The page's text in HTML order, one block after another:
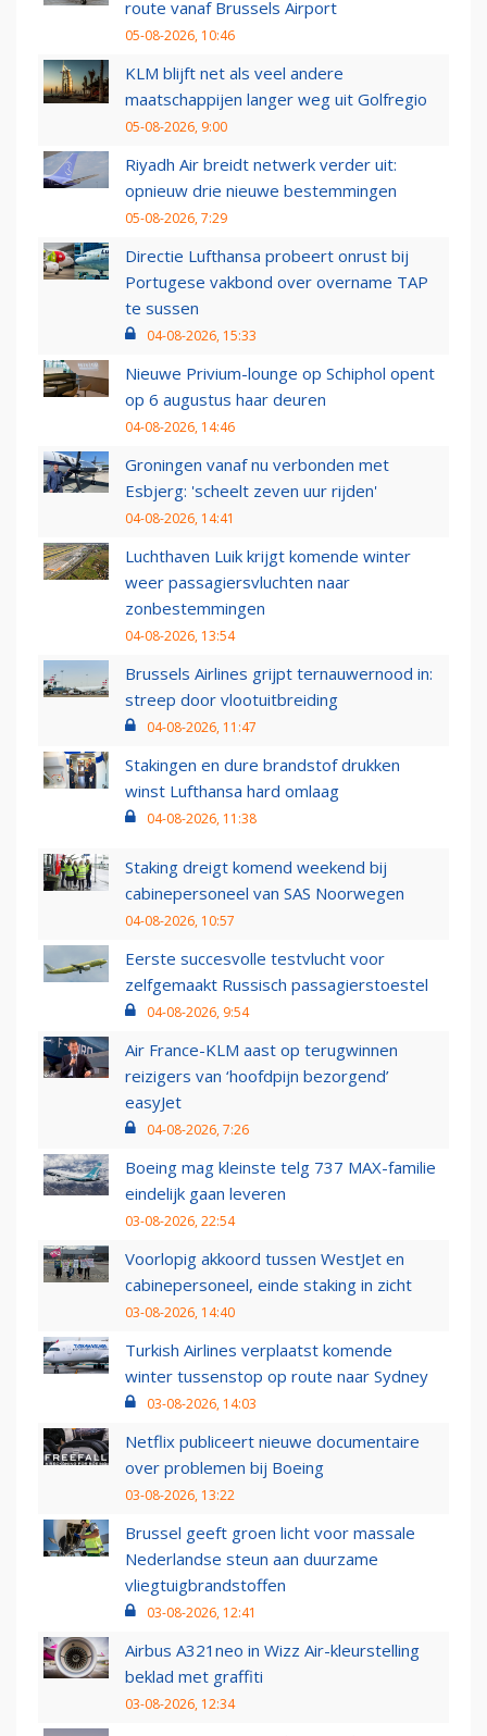
route vanaf Brussels Airport
05-08-2026, 10:46
KLM blijft net als veel andere
maatschappijen langer weg uit Golfregio
05-08-2026, 9:00
Riyadh Air breidt netwerk verder uit:
opnieuw drie nieuwe bestemmingen
05-08-2026, 7:29
Directie Lufthansa probeert onrust bij
Portugese vakbond over overname TAP
te sussen
04-08-2026, 15:33
Nieuwe Privium-lounge op Schiphol opent
op 6 augustus haar deuren
04-08-2026, 14:46
Groningen vanaf nu verbonden met
Esbjerg: 'scheelt zeven uur rijden'
04-08-2026, 14:41
Luchthaven Luik krijgt komende winter
weer passagiersvluchten naar
zonbestemmingen
04-08-2026, 13:54
Brussels Airlines grijpt ternauwernood in:
streep door vlootuitbreiding
04-08-2026, 11:47
Stakingen en dure brandstof drukken
winst Lufthansa hard omlaag
04-08-2026, 11:38
Staking dreigt komend weekend bij
cabinepersoneel van SAS Noorwegen
04-08-2026, 10:57
Eerste succesvolle testvlucht voor
zelfgemaakt Russisch passagierstoestel
04-08-2026, 9:54
Air France-KLM aast op terugwinnen
reizigers van ‘hoofdpijn bezorgend’
easyJet
04-08-2026, 7:26
Boeing mag kleinste telg 737 MAX-familie
eindelijk gaan leveren
03-08-2026, 22:54
Voorlopig akkoord tussen WestJet en
cabinepersoneel, einde staking in zicht
03-08-2026, 14:40
Turkish Airlines verplaatst komende
winter tussenstop op route naar Sydney
03-08-2026, 14:03
Netflix publiceert nieuwe documentaire
over problemen bij Boeing
03-08-2026, 13:22
Brussel geeft groen licht voor massale
Nederlandse steun aan duurzame
vliegtuigbrandstoffen
03-08-2026, 12:41
Airbus A321neo in Wizz Air-kleurstelling
beklad met graffiti
03-08-2026, 12:34